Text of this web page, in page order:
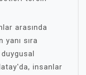
arasında
yanı sıra
insanlar